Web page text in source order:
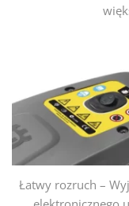
Łatwy rozruch –